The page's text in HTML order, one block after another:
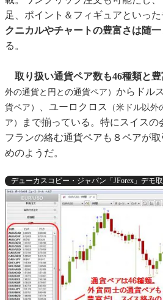
足、ポイント＆フィギュアといった
クニカルやチャートの豊富さは随一
る。
取り扱い通貨ペア数も46種類と豊
外の通貨と円との通貨ペア） からドル
貨ペア）
、ユーロクロス
（米ドル以
ア）
まで揃っている。特にスイスの
フランの絡む通貨ペアも８ペアが
めのようだ。
デューカスコピー・ジャパン「JForex」デモ